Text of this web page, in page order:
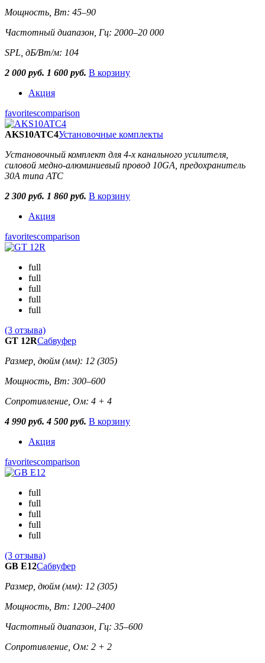
Мощность, Вт: 45–90
Частотный диапазон, Гц: 2000–20 000
SPL, дБ/Вт/м: 104
2 000 руб. 1 600 руб. В корзину
Акция
favoritescomparison
AKS10ATC4Установочные комплекты
Установочный комплект для 4-х канального усилителя,
силовой медно-алюминиевый провод 10GA, предохранитель
30А типа ATC
2 300 руб. 1 860 руб. В корзину
Акция
favoritescomparison
full
full
full
full
full
(3 отзыва)
GT 12RСабвуфер
Размер, дюйм (мм): 12 (305)
Мощность, Вт: 300–600
Сопротивление, Ом: 4 + 4
4 990 руб.4 500 руб. В корзину
Акция
favoritescomparison
full
full
full
full
full
(3 отзыва)
GB E12Сабвуфер
Размер, дюйм (мм): 12 (305)
Мощность, Вт: 1200–2400
Частотный диапазон, Гц: 35–600
Сопротивление, Ом: 2 + 2